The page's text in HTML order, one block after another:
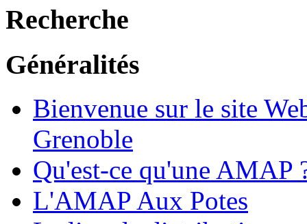
Recherche
Généralités
Bienvenue sur le site
Grenoble
Qu'est-ce qu'une AMAP
L'AMAP Aux Potes